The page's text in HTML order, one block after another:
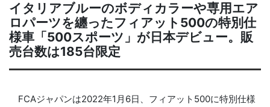
イタリアブルーのボディカラーや専用エア
ロパーツを纏ったフィアット500の特別仕
様車「500スポーツ」が日本デビュー。販
売台数は185台限定
FCAジャパンは2022年1月6日、フィアット500に特別仕様